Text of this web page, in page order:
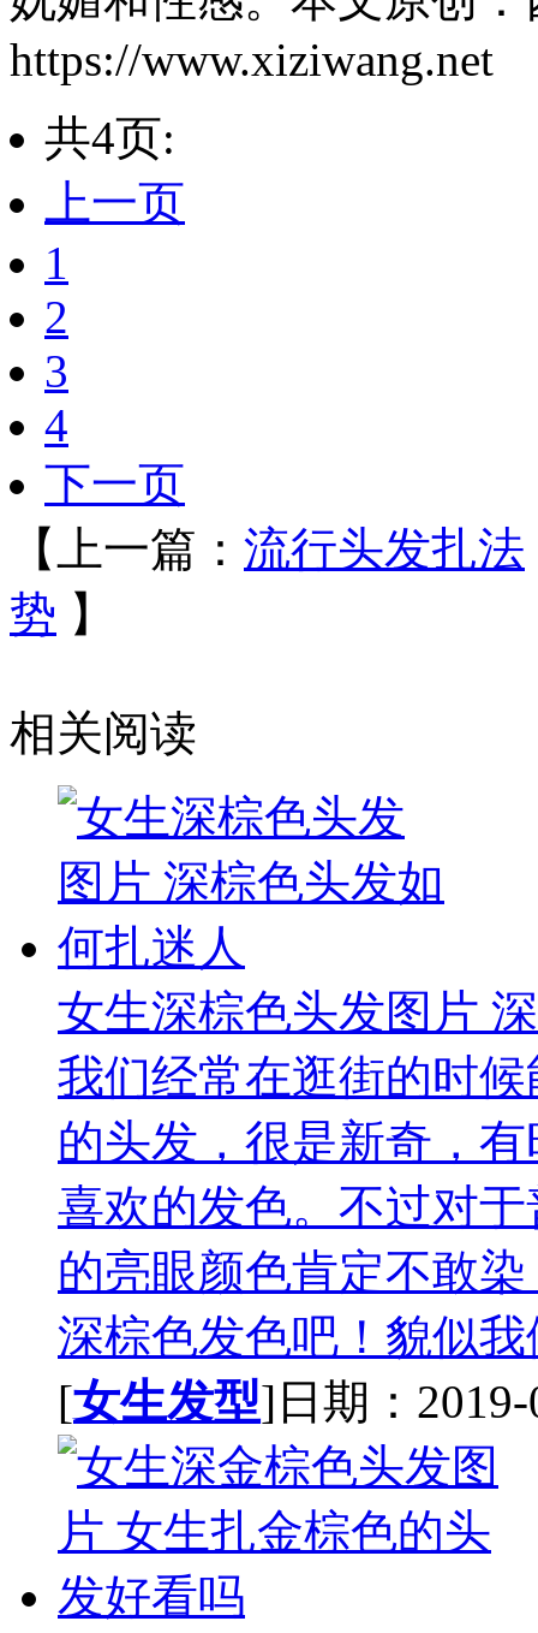
https://www.xiziwang.net
共4页:
上一页
1
2
3
4
下一页
【上一篇： 流行头发扎法
势 】
相关阅读
女生深棕色头发图片
我们经常在逛街的时
的头发，很是新奇，
喜欢的发色。不过对
的亮眼颜色肯定不敢
深棕色发色吧！貌似我
[女生发型]日期：2019-